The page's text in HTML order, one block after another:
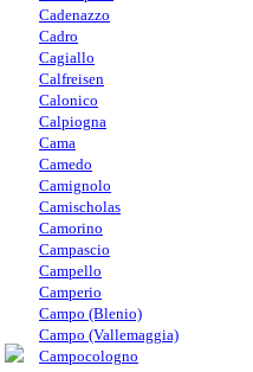
Cadenazzo
Cadro
Cagiallo
Calfreisen
Calonico
Calpiogna
Cama
Camedo
Camignolo
Camischolas
Camorino
Campascio
Campello
Camperio
Campo (Blenio)
Campo (Vallemaggia)
Campocologno